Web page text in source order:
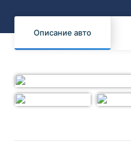
Описание авто